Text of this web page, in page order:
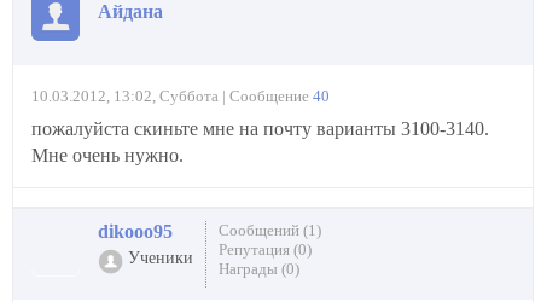
Айдана
10.03.2012, 13:02, Суббота | Сообщение 40
пожалуйста скиньте мне на почту варианты 3100-3140.
Мне очень нужно.
dikooo95
Ученики
Сообщений (1)
Репутация (0)
Награды (0)